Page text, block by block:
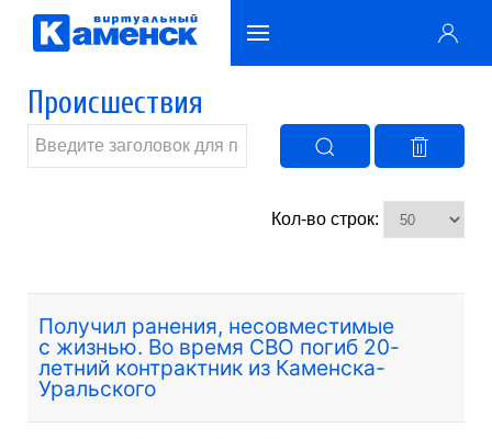
Происшествия
Кол-во строк:
Получил ранения, несовместимые
с жизнью. Во время СВО погиб 20-
летний контрактник из Каменска-
Уральского